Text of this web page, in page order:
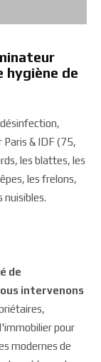
hygiène de
& IDF (75,
les blattes, les
les frelons,
nuisibles.
de
intervenons
pour
modernes de